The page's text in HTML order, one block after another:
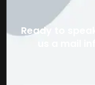
Ready to